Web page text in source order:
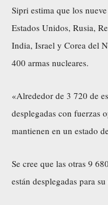
Sipri estima que los
Estados Unidos, Rusia,
India, Israel y Corea del
400 armas nucleares.
«Alrededor de 3 720 de
desplegadas con fuerzas
mantienen en un estado
Se cree que las otras 9
están desplegadas para